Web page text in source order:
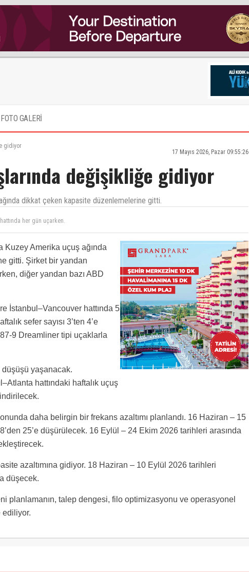
FOTO GALERİ
gidiyor
17 Mayıs 2026, Pazar 09:55:26
değişikliğe gidiyor
dikkat çeken kapasite düzenlemelerine gitti.
koktuk ve ekran sunuyorlar. Ayrıca iktam hizmet kalitesinde hızlı bir düşüş var!
Kuzey Amerika uçuş ağında
gitti. Şirket bir yandan
diğer yandan bazı ABD
İstanbul–Vancouver hattında 5
sefer sayısı 3’ten 4’e
9 Dreamliner tipi uçaklarla
düşüşü yaşanacak.
hattındaki haftalık uçuş
daha belirgin bir frekans azaltımı planlandı. 16 Haziran – 15
25’e düşürülecek. 16 Eylül – 24 Ekim 2026 tarihleri arasında
azaltımına gidiyor. 18 Haziran – 10 Eylül 2026 tarihleri
düşecek.
planlamanın, talep dengesi, filo optimizasyonu ve operasyonel
ediliyor.